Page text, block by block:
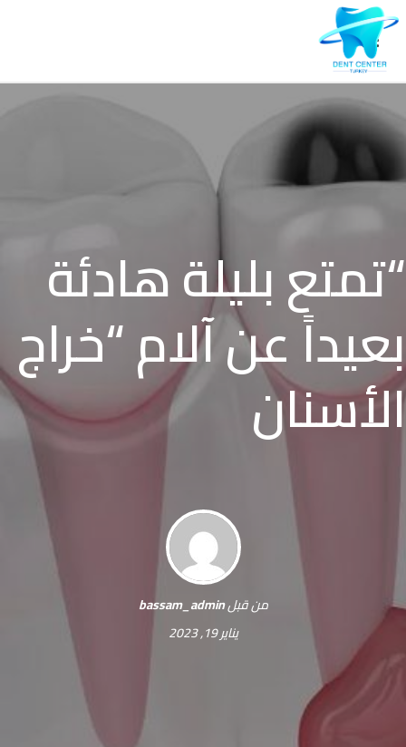
“تمتع بليلة هادئة
بعيداً عن آلام “خراج
الأسنان
من قبلbassam_admin
يناير 19, 2023